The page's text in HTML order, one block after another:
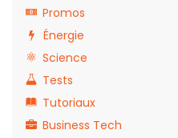
Promos
Énergie
Science
Tests
Tutoriaux
Business Tech